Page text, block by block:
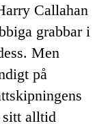
Callahan
grabbar i
Men
på
sitt alltid